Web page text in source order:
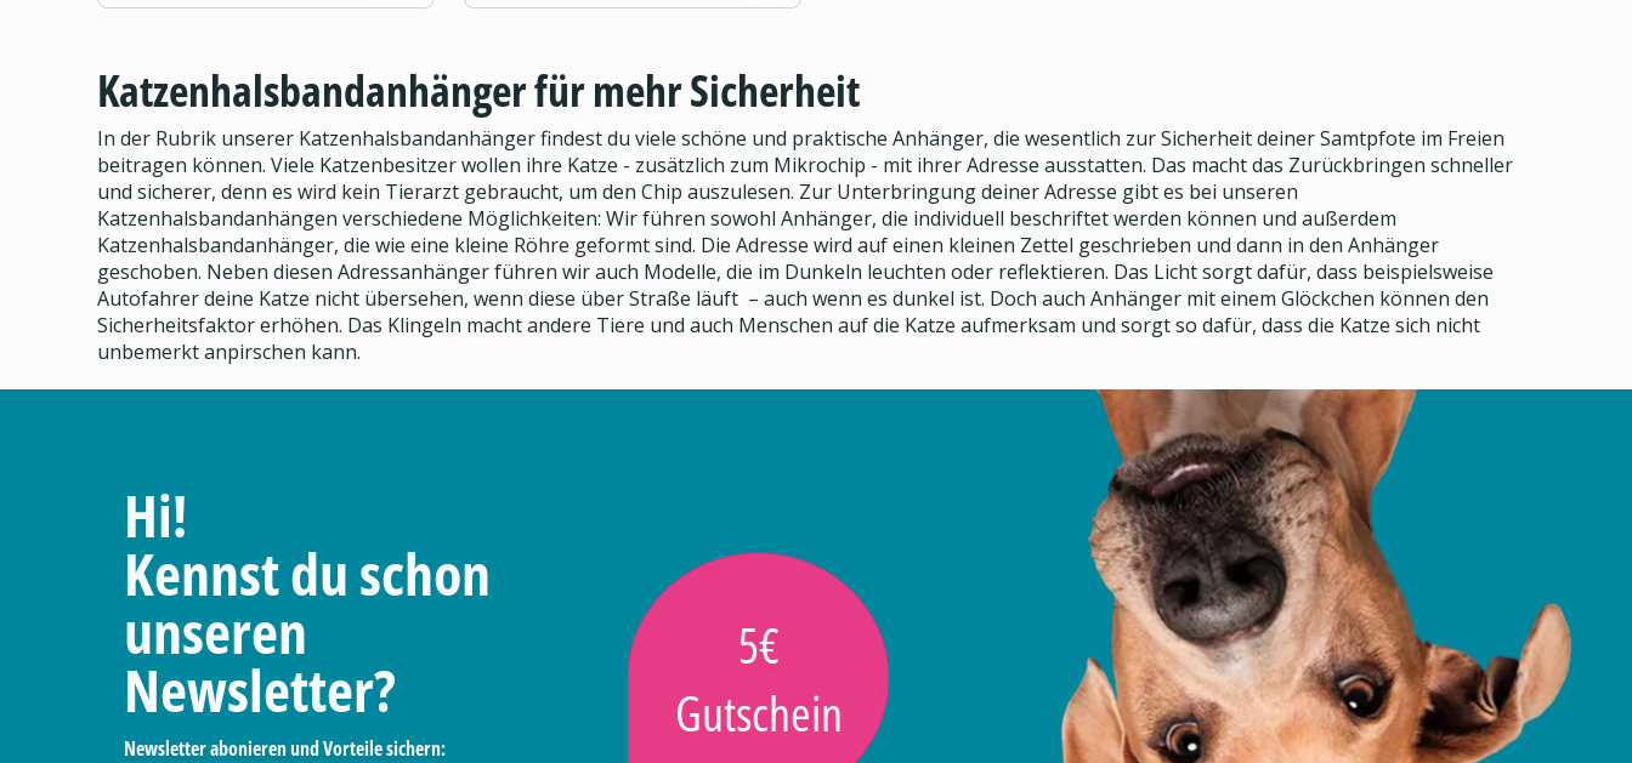
Katzenhalsbandanhänger für mehr Sicherheit
In der Rubrik unserer Katzenhalsbandanhänger findest du viele schöne und praktische Anhänger, die wesentlich zur Sicherheit deiner Samtpfote im Freien
beitragen können. Viele Katzenbesitzer wollen ihre Katze - zusätzlich zum Mikrochip - mit ihrer Adresse ausstatten. Das macht das Zurückbringen schneller
und sicherer, denn es wird kein Tierarzt gebraucht, um den Chip auszulesen. Zur Unterbringung deiner Adresse gibt es bei unseren
Katzenhalsbandanhängen verschiedene Möglichkeiten: Wir führen sowohl Anhänger, die individuell beschriftet werden können und außerdem
Katzenhalsbandanhänger, die wie eine kleine Röhre geformt sind. Die Adresse wird auf einen kleinen Zettel geschrieben und dann in den Anhänger
geschoben. Neben diesen Adressanhänger führen wir auch Modelle, die im Dunkeln leuchten oder reflektieren. Das Licht sorgt dafür, dass beispielsweise
Autofahrer deine Katze nicht übersehen, wenn diese über Straße läuft – auch wenn es dunkel ist. Doch auch Anhänger mit einem Glöckchen können den
Sicherheitsfaktor erhöhen. Das Klingeln macht andere Tiere und auch Menschen auf die Katze aufmerksam und sorgt so dafür, dass die Katze sich nicht
unbemerkt anpirschen kann.
Hi!
Kennst du schon
unseren
Newsletter?
Newsletter abonieren und Vorteile sichern:
5€
Gutschein